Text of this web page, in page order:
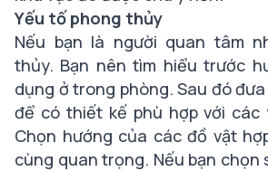
Yếu tố phong thủy
Nếu bạn là người quan tâm
thủy. Bạn nên tìm hiểu trước
dụng ở trong phòng. Sau đó
để có thiết kế phù hợp với các
Chọn hướng của các đồ vật
cùng quan trọng. Nếu bạn chọn